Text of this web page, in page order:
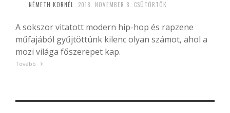
NÉMETH KORNÉL 2018. NOVEMBER 8. CSÜTÖRTÖK
A sokszor vitatott modern hip-hop és rapzene
műfajából gyűjtöttünk kilenc olyan számot, ahol a
mozi világa főszerepet kap.
Tovább